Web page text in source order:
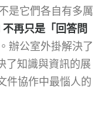
是它們各自有多厲
再只是「回答問
辦公室外掛解決了
了知識與資訊的展
件協作中最惱人的